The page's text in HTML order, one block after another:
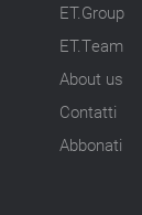
ET.Group
ET.Team
About us
Contatti
Abbonati